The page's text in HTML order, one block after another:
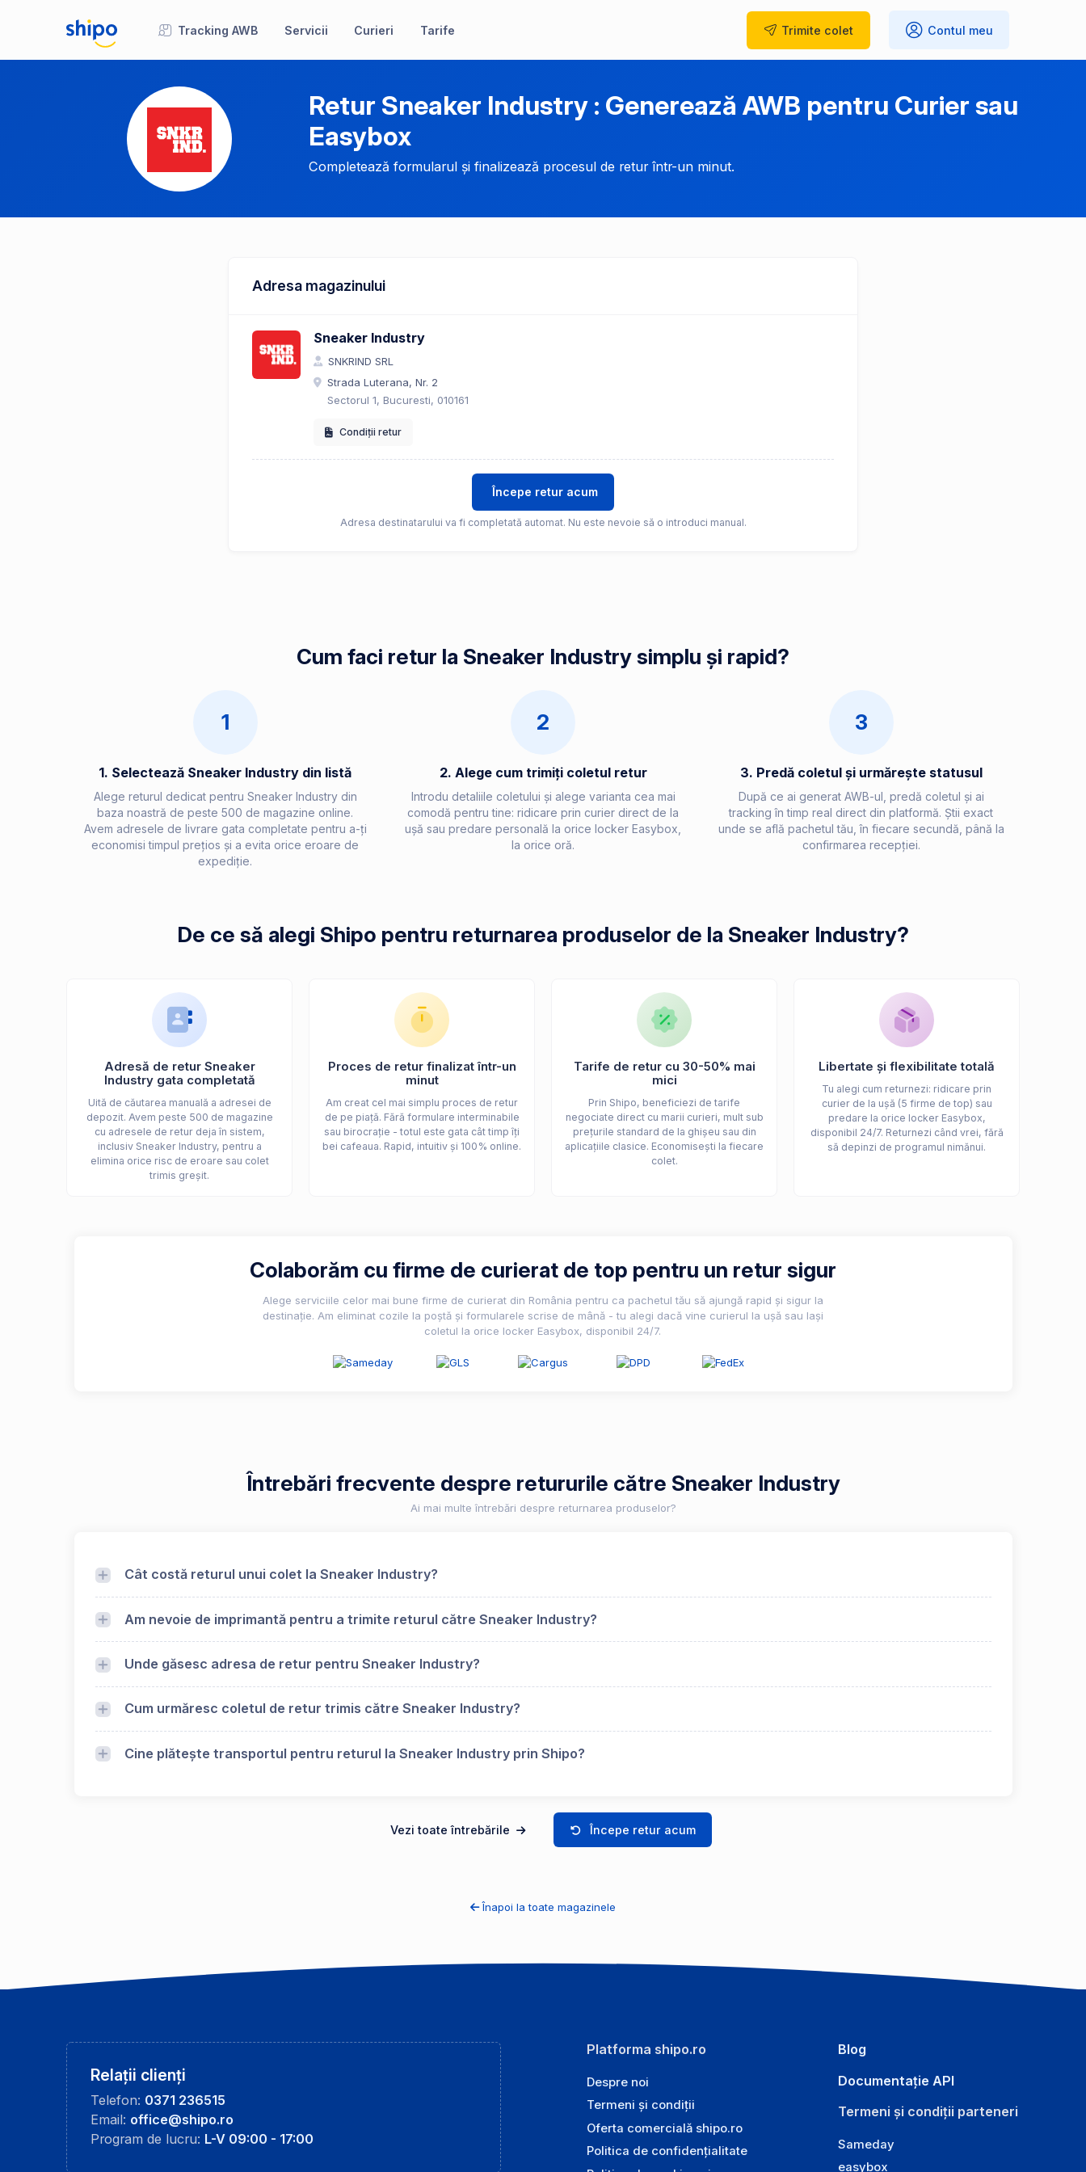
Tracking AWB Servicii Curieri Tarife Trimite colet Contul meu
Retur Sneaker Industry : Generează AWB pentru Curier sau
Easybox
Completează formularul și finalizează procesul de retur într-un minut.
Adresa magazinului
Sneaker Industry
SNKRIND SRL
Strada Luterana, Nr. 2
Sectorul 1, Bucuresti, 010161
Condiții retur
Începe retur acum
Adresa destinatarului va fi completată automat. Nu este nevoie să o introduci manual.
Cum faci retur la Sneaker Industry simplu și rapid?
1
1. Selectează Sneaker Industry din listă
Alege returul dedicat pentru Sneaker Industry din
baza noastră de peste 500 de magazine online.
Avem adresele de livrare gata completate pentru a-ți
economisi timpul prețios și a evita orice eroare de
expediție.
2
2. Alege cum trimiți coletul retur
Introdu detaliile coletului și alege varianta cea mai
comodă pentru tine: ridicare prin curier direct de la
ușă sau predare personală la orice locker Easybox,
la orice oră.
3
3. Predă coletul și urmărește statusul
După ce ai generat AWB-ul, predă coletul și ai
tracking în timp real direct din platformă. Știi exact
unde se află pachetul tău, în fiecare secundă, până la
confirmarea recepției.
De ce să alegi Shipo pentru returnarea produselor de la Sneaker Industry?
Adresă de retur Sneaker
Industry gata completată
Uită de căutarea manuală a adresei de
depozit. Avem peste 500 de magazine
cu adresele de retur deja în sistem,
inclusiv Sneaker Industry, pentru a
elimina orice risc de eroare sau colet
trimis greșit.
Proces de retur finalizat într-un
minut
Am creat cel mai simplu proces de retur
de pe piață. Fără formulare interminabile
sau birocrație - totul este gata cât timp îți
bei cafeaua. Rapid, intuitiv și 100% online.
Tarife de retur cu 30-50% mai
mici
Prin Shipo, beneficiezi de tarife
negociate direct cu marii curieri, mult sub
prețurile standard de la ghișeu sau din
aplicațiile clasice. Economisești la fiecare
colet.
Libertate și flexibilitate totală
Tu alegi cum returnezi: ridicare prin
curier de la ușă (5 firme de top) sau
predare la orice locker Easybox,
disponibil 24/7. Returnezi când vrei, fără
să depinzi de programul nimănui.
Colaborăm cu firme de curierat de top pentru un retur sigur
Alege serviciile celor mai bune firme de curierat din România pentru ca pachetul tău să ajungă rapid și sigur la
destinație. Am eliminat cozile la poștă și formularele scrise de mână - tu alegi dacă vine curierul la ușă sau lași
coletul la orice locker Easybox, disponibil 24/7.
Întrebări frecvente despre retururile către Sneaker Industry
Ai mai multe întrebări despre returnarea produselor?
Cât costă returul unui colet la Sneaker Industry?
Am nevoie de imprimantă pentru a trimite returul către Sneaker Industry?
Unde găsesc adresa de retur pentru Sneaker Industry?
Cum urmăresc coletul de retur trimis către Sneaker Industry?
Cine plătește transportul pentru returul la Sneaker Industry prin Shipo?
Vezi toate întrebările Începe retur acum
Înapoi la toate magazinele
Relații clienți
Telefon: 0371 236515
Email: office@shipo.ro
Program de lucru: L-V 09:00 - 17:00
Platforma shipo.ro
Despre noi
Termeni și condiții
Oferta comercială shipo.ro
Politica de confidențialitate
Blog
Documentație API
Termeni și condiții parteneri
Sameday
easybox